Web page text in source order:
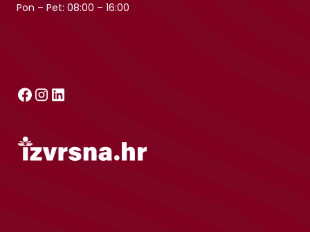
Pon – Pet: 08:00 – 16:00